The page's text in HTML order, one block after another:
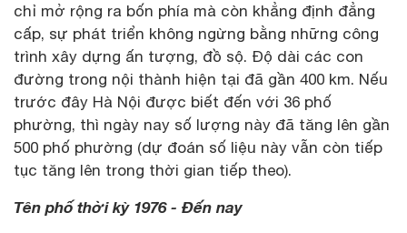
chỉ mở rộng ra bốn phía mà còn khẳng định đẳng
cấp, sự phát triển không ngừng bằng những công
trình xây dựng ấn tượng, đồ sộ. Độ dài các con
đường trong nội thành hiện tại đã gần 400 km. Nếu
trước đây Hà Nội được biết đến với 36 phố
phường, thì ngày nay số lượng này đã tăng lên gần
500 phố phường (dự đoán số liệu này vẫn còn tiếp
tục tăng lên trong thời gian tiếp theo).
Tên phố thời kỳ 1976 - Đến nay